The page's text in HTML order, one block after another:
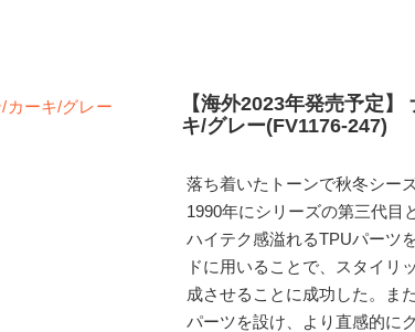
【海外2023年発売予定
キ/グレー(FV1176-247)
落ち着いたトーンで秋冬シー
1990年にシリーズの第三代目
ハイテク感溢れるTPUパーツ
ドに用いることで、スタイリ
成させることに成功した。ま
パーツを設け、より直感的に